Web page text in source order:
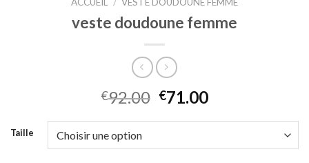
veste doudoune femme
€92.00 €71.00
Taille